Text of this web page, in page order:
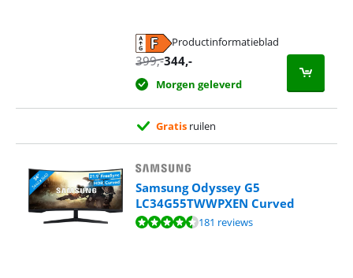
Productinformatieblad
399,-344,-
Morgen geleverd
Gratis ruilen
Samsung Odyssey G5
LC34G55TWWPXEN Curved
Beoordeling is 9,0 van de 10, gebaseerd op 181 reviews.
181 reviews